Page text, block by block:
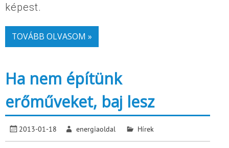
képest.
TOVÁBB OLVASOM »
Ha nem építünk
erőműveket, baj lesz
2013-01-18 energiaoldal Hírek